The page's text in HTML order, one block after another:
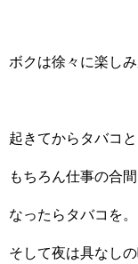
ボクは徐々に楽し
起きてからタバコと
もちろん仕事の合
なったらタバコを。
そして夜は具なし